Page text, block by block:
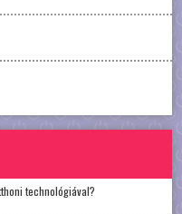
technológiával?